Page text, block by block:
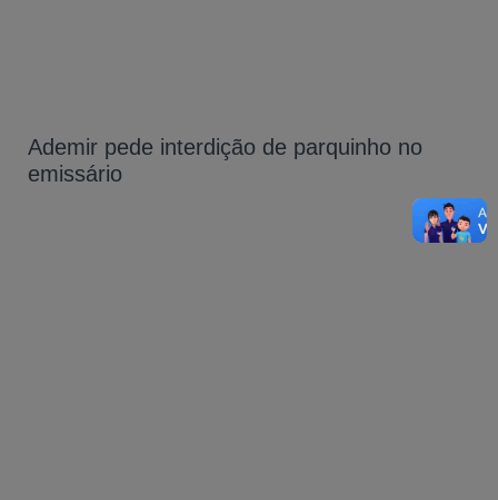
Ademir pede interdição de parquinho no
emissário